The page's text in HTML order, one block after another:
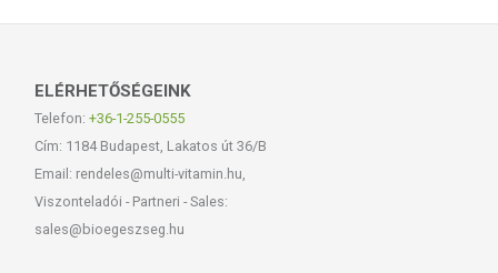
ELÉRHETŐSÉGEINK
Telefon: +36-1-255-0555
Cím: 1184 Budapest, Lakatos út 36/B
Email: rendeles@multi-vitamin.hu,
Viszonteladói - Partneri - Sales:
sales@bioegeszseg.hu